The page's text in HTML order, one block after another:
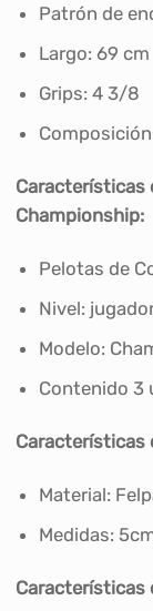
Patrón de
Largo: 69 cm
Grips: 4 3/8
Características
Championship:
Pelotas de
Nivel:
Modelo:
Contenido 3
Características
Material:
Medidas:
Características